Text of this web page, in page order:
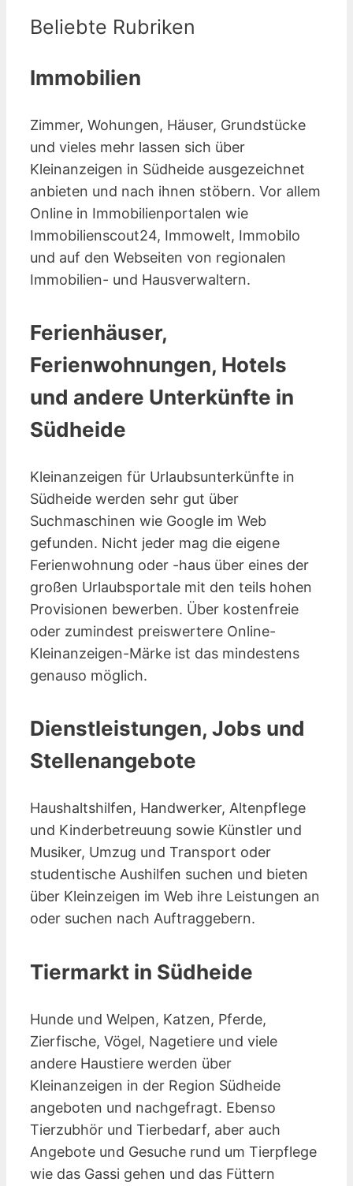
Beliebte Rubriken
Immobilien
Zimmer, Wohungen, Häuser, Grundstücke
und vieles mehr lassen sich über
Kleinanzeigen in Südheide ausgezeichnet
anbieten und nach ihnen stöbern. Vor allem
Online in Immobilienportalen wie
Immobilienscout24, Immowelt, Immobilo
und auf den Webseiten von regionalen
Immobilien- und Hausverwaltern.
Ferienhäuser,
Ferienwohnungen, Hotels
und andere Unterkünfte in
Südheide
Kleinanzeigen für Urlaubsunterkünfte in
Südheide werden sehr gut über
Suchmaschinen wie Google im Web
gefunden. Nicht jeder mag die eigene
Ferienwohnung oder -haus über eines der
großen Urlaubsportale mit den teils hohen
Provisionen bewerben. Über kostenfreie
oder zumindest preiswertere Online-
Kleinanzeigen-Märke ist das mindestens
genauso möglich.
Dienstleistungen, Jobs und
Stellenangebote
Haushaltshilfen, Handwerker, Altenpflege
und Kinderbetreuung sowie Künstler und
Musiker, Umzug und Transport oder
studentische Aushilfen suchen und bieten
über Kleinzeigen im Web ihre Leistungen an
oder suchen nach Auftraggebern.
Tiermarkt in Südheide
Hunde und Welpen, Katzen, Pferde,
Zierfische, Vögel, Nagetiere und viele
andere Haustiere werden über
Kleinanzeigen in der Region Südheide
angeboten und nachgefragt. Ebenso
Tierzubhör und Tierbedarf, aber auch
Angebote und Gesuche rund um Tierpflege
wie das Gassi gehen und das Füttern